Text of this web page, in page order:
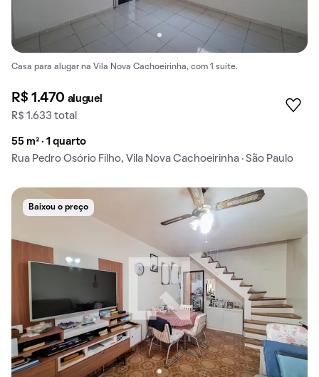
Casa para alugar na Vila Nova Cachoeirinha, com 1 suíte.
R$ 1.470 aluguel
R$ 1.633 total
55 m² · 1 quarto
Rua Pedro Osório Filho, Vila Nova Cachoeirinha · São Paulo
Baixou o preço